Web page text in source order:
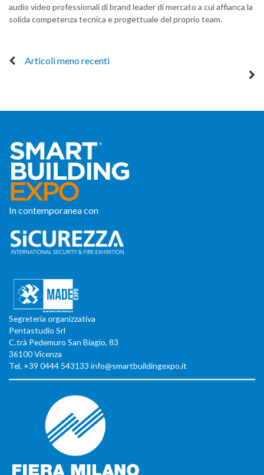
audio video professionali di brand leader di mercato a cui affianca la
solida competenza tecnica e progettuale del proprio team.
Articoli meno recenti
In contemporanea con
Segreteria organizzativa
Pentastudio Srl
C.trà Pedemuro San Biagio, 83
36100 Vicenza
Tel. +39 0444 543133 info@smartbuildingexpo.it